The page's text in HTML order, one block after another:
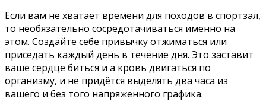
Если вам не хватает времени для походов в спортзал,
то необязательно сосредотачиваться именно на
этом. Создайте себе привычку отжиматься или
приседать каждый день в течение дня. Это заставит
ваше сердце биться и а кровь двигаться по
организму, и не придётся выделять два часа из
вашего и без того напряженного графика.